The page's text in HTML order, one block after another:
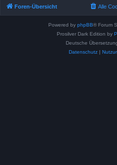
Foren-Übersicht Alle
Powered by phpBB® Forum
Prosilver Dark Edition by
Deutsche
Datenschutz|